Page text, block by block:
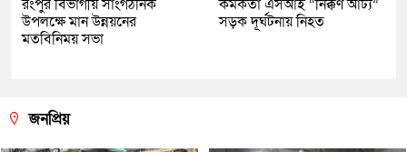
রংপুর বিভাগীয় সাংগঠনিক
উপলক্ষে মান উন্নয়নের
মতবিনিময় সভা
কর্মকর্তা এসআই “নিক্কণ আঢ্য”
সড়ক দূর্ঘটনায় নিহত
জনপ্রিয়